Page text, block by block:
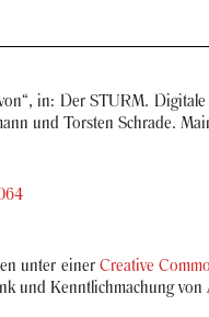
von“, in: Der STURM.
und Tors­ten Schra­de.
unter einer Crea­ti­ve
und Kennt­lich­ma­chung von